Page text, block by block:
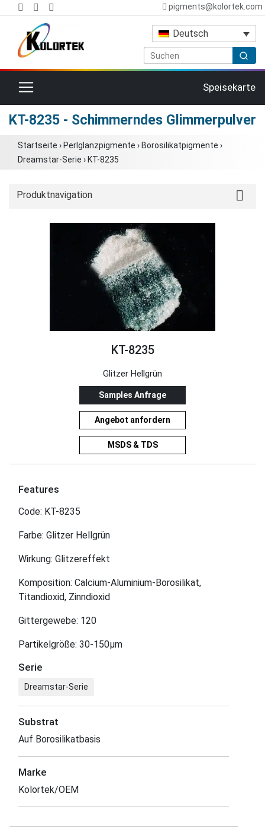
pigments@kolortek.com
Deutsch
Toggle navigation Speisekarte
KT-8235 - Schimmerndes Glimmerpulver
Startseite › Perlglanzpigmente › Borosilikatpigmente ›
Dreamstar-Serie › KT-8235
Produktnavigation
KT-8235
Glitzer Hellgrün
Samples Anfrage
Angebot anfordern
MSDS & TDS
Features
Code: KT-8235
Farbe: Glitzer Hellgrün
Wirkung: Glitzereffekt
Komposition: Calcium-Aluminium-Borosilikat,
Titandioxid, Zinndioxid
Gittergewebe: 120
Partikelgröße: 30-150μm
Serie
Dreamstar-Serie
Substrat
Auf Borosilikatbasis
Marke
Kolortek/OEM